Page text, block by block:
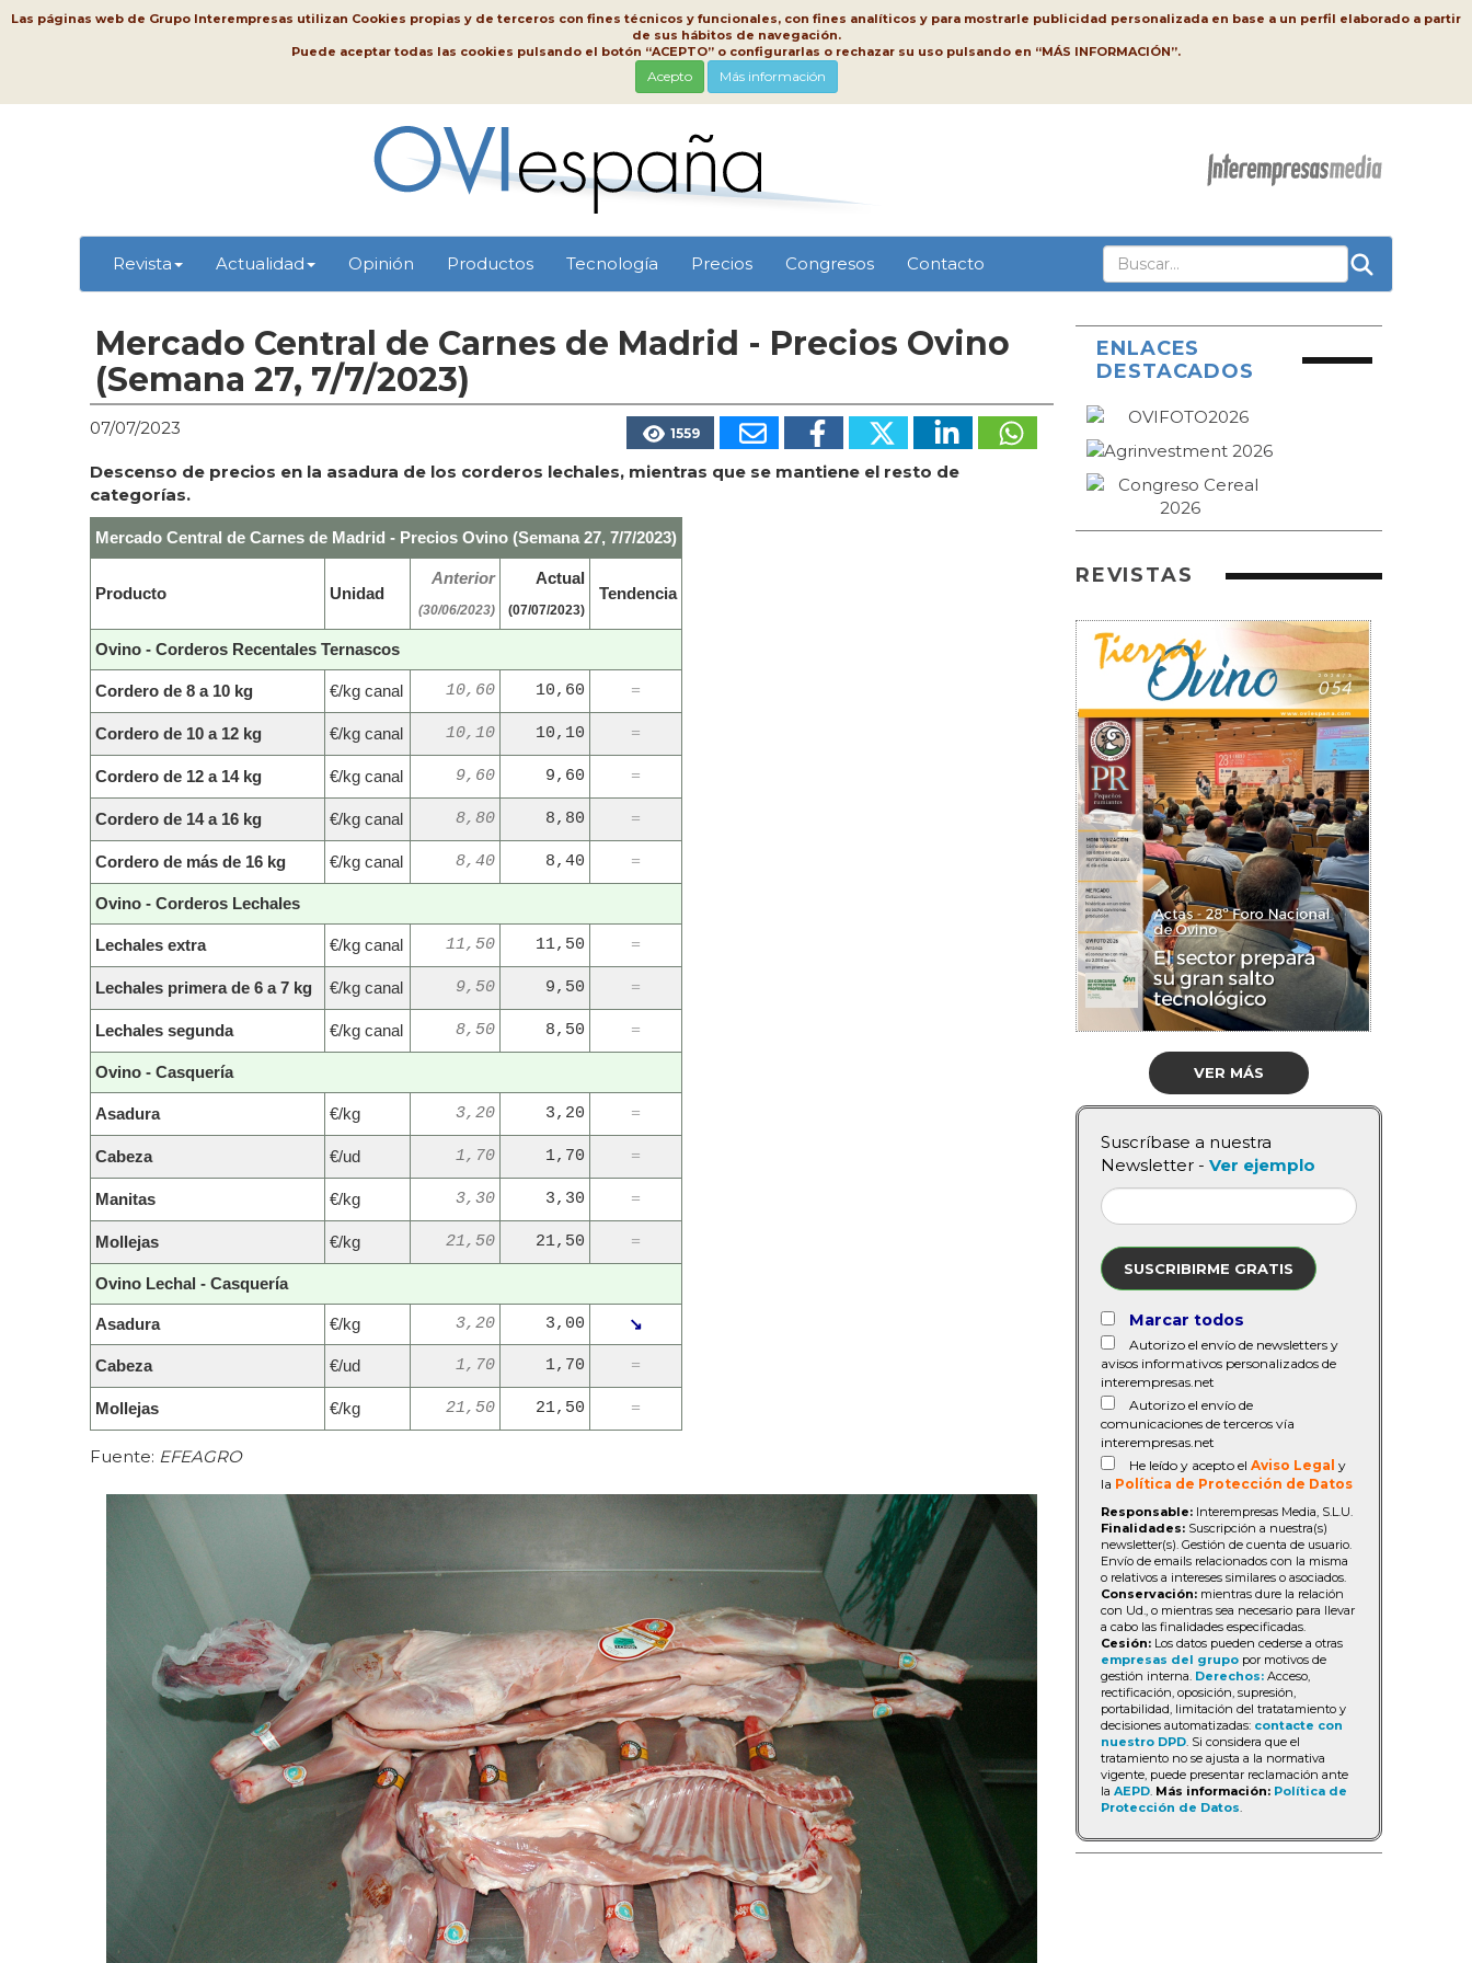
Las páginas web de Grupo Interempresas utilizan Cookies propias y de terceros con fines técnicos y funcionales, con fines analíticos y para mostrarle publicidad personalizada en base a un perfil elaborado a partir
de sus hábitos de navegación.
Puede aceptar todas las cookies pulsando el botón “ACEPTO” o configurarlas o rechazar su uso pulsando en “MÁS INFORMACIÓN”.
Acepto Más información
Revista Actualidad Opinión Productos Tecnología Precios Congresos Contacto
Mercado Central de Carnes de Madrid - Precios Ovino
(Semana 27, 7/7/2023)
07/07/2023 1559
Descenso de precios en la asadura de los corderos lechales, mientras que se mantiene el resto de
categorías.
Mercado Central de Carnes de Madrid - Precios Ovino (Semana 27, 7/7/2023)
Producto Unidad
Anterior
(30/06/2023)
Actual
(07/07/2023)
Tendencia
Ovino - Corderos Recentales Ternascos
Cordero de 8 a 10 kg €/kg canal 10,60 10,60 =
Cordero de 10 a 12 kg €/kg canal 10,10 10,10 =
Cordero de 12 a 14 kg €/kg canal 9,60 9,60 =
Cordero de 14 a 16 kg €/kg canal 8,80 8,80 =
Cordero de más de 16 kg €/kg canal 8,40 8,40 =
Ovino - Corderos Lechales
Lechales extra €/kg canal 11,50 11,50 =
Lechales primera de 6 a 7 kg €/kg canal 9,50 9,50 =
Lechales segunda €/kg canal 8,50 8,50 =
Ovino - Casquería
Asadura €/kg 3,20 3,20 =
Cabeza €/ud 1,70 1,70 =
Manitas €/kg 3,30 3,30 =
Mollejas €/kg 21,50 21,50 =
Ovino Lechal - Casquería
Asadura €/kg 3,20 3,00 ↘
Cabeza €/ud 1,70 1,70 =
Mollejas €/kg 21,50 21,50 =
Fuente: EFEAGRO
ENLACES
DESTACADOS
REVISTAS
VER MÁS
Suscríbase a nuestra
Newsletter - Ver ejemplo
SUSCRIBIRME GRATIS
Marcar todos
Autorizo el envío de newsletters y
avisos informativos personalizados de
interempresas.net
Autorizo el envío de
comunicaciones de terceros vía
interempresas.net
He leído y acepto el Aviso Legal y
la Política de Protección de Datos
Responsable: Interempresas Media, S.L.U.
Finalidades: Suscripción a nuestra(s)
newsletter(s). Gestión de cuenta de usuario.
Envío de emails relacionados con la misma
o relativos a intereses similares o asociados.
Conservación: mientras dure la relación
con Ud., o mientras sea necesario para llevar
a cabo las finalidades especificadas.
Cesión: Los datos pueden cederse a otras
empresas del grupo por motivos de
gestión interna. Derechos: Acceso,
rectificación, oposición, supresión,
portabilidad, limitación del tratatamiento y
decisiones automatizadas: contacte con
nuestro DPD. Si considera que el
tratamiento no se ajusta a la normativa
vigente, puede presentar reclamación ante
la AEPD. Más información: Política de
Protección de Datos.